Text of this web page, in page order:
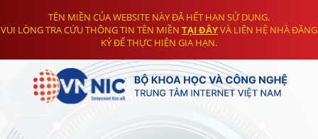
TÊN MIỀN CỦA WEBSITE NÀY ĐÃ HẾT HẠN SỬ DỤNG.
VUI LÒNG TRA CỨU THÔNG TIN TÊN MIỀN TẠI ĐÂYVÀ LIÊN HỆ NHÀ ĐĂNG
KÝ ĐỂ THỰC HIỆN GIA HẠN.